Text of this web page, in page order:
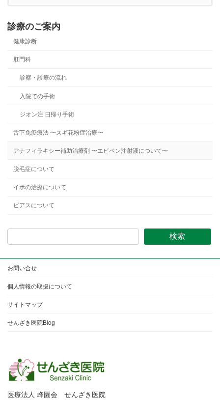
診療のご案内
健康診断
肛門科
診察・診療の流れ
入院での手術
ジオン注 日帰り手術
舌下免疫療法 〜スギ花粉症治療〜
アナフィラキシー補助治療剤 〜エピペン注射液について〜
脱毛症について
イボの治療について
ピアスについて
検索
お問い合せ
個人情報の取扱について
サイトマップ
せんざき医院Blog
医療法人 峰園会 せんざき医院